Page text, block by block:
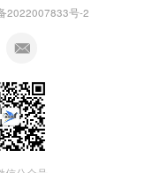
2022007833号-2